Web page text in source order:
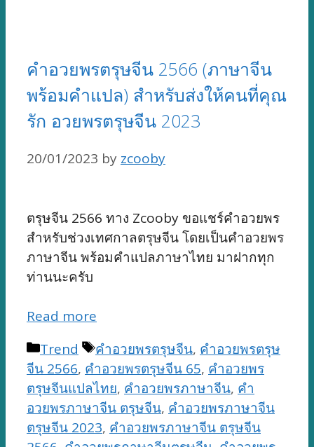
คำอวยพรตรุษจีน 2566 (ภาษาจีน
พร้อมคำแปล) สำหรับส่งให้คนที่คุณ
รัก อวยพรตรุษจีน 2023
20/01/2023 by zcooby
ตรุษจีน 2566 ทาง Zcooby ขอแชร์คำอวยพร
สำหรับช่วงเทศกาลตรุษจีน โดยเป็นคำอวยพร
ภาษาจีน พร้อมคำแปลภาษาไทย มาฝากทุก
ท่านนะครับ
Read more
Categories
Trend Tags
คำอวยพรตรุษจีน, คำอวยพรตรุษ
จีน 2566, คำอวยพรตรุษจีน 65, คำอวยพร
ตรุษจีนแปลไทย, คำอวยพรภาษาจีน, คำ
อวยพรภาษาจีน ตรุษจีน, คำอวยพรภาษาจีน
ตรุษจีน 2023, คำอวยพรภาษาจีน ตรุษจีน